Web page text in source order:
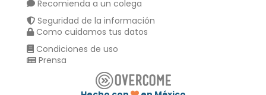
Recomienda a un colega
Seguridad de la información
Como cuidamos tus datos
Condiciones de uso
Prensa